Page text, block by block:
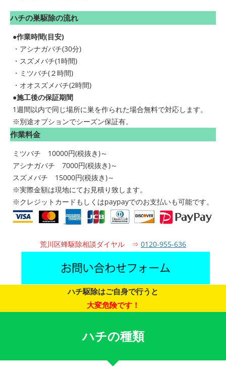
ハチの巣駆除の流れ
●作業時間(目安)
・アシナガバチ(30分)
・スズメバチ(1時間)
・ミツバチ(２時間)
・オオスズメバチ(2時間)
●施工後の保証期間
1週間以内で同じ場所に巣を作られた場合無料で対応します。
※別途オプションでシーズン保証有。
作業料金
ミツバチ 10000円(税抜き)～
アシナガバチ 7000円(税抜き)～
スズメバチ 15000円(税抜き)～
※実際金額は現地にてお見積り致します。
※クレジットカードもしくはpaypayでのお支払いも可能です。
荒川区蜂駆除相談ダイヤル ⇒ 0120-955-636
ハチ駆除はご自身で行うと
大変危険です！
ハチの種類